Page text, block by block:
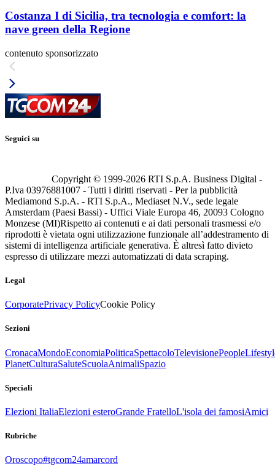
Costanza I di Sicilia, tra tecnologia e comfort: la
nave green della Regione
contenuto sponsorizzato
Seguici su
Copyright © 1999-2026 RTI S.p.A. Business Digital -
P.Iva 03976881007 - Tutti i diritti riservati - Per la pubblicità
Mediamond S.p.A. - RTI S.p.A., Mediaset N.V., sede legale
Amsterdam (Paesi Bassi) - Uffici Viale Europa 46, 20093 Cologno
Monzese (MI)Rispetto ai contenuti e ai dati personali trasmessi e/o
riprodotti è vietata ogni utilizzazione funzionale all’addestramento di
sistemi di intelligenza artificiale generativa. È altresì fatto divieto
espresso di utilizzare mezzi automatizzati di data scraping.
Legal
CorporatePrivacy PolicyCookie Policy
Sezioni
CronacaMondoEconomiaPoliticaSpettacoloTelevisionePeople
PlanetCulturaSaluteScuolaAnimaliSpazio
Speciali
Elezioni ItaliaElezioni esteroGrande FratelloL'isola dei famosiAmici
Rubriche
Oroscopo#tgcom24amarcord